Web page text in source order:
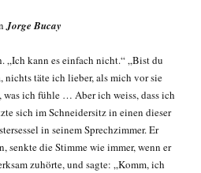
Jorge Bucay
„Ich kann es einfach nicht.“ „Bist du
nichts täte ich lieber, als mich vor sie
ich fühle … Aber ich weiss, dass ich
sich im Schneidersitz in einen dieser
in seinem Sprechzimmer. Er
senkte die Stimme wie immer, wenn er
zuhörte, und sagte: „Komm, ich